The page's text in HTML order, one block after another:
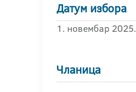
Датум избора
1. новембар 2025.
Чланица